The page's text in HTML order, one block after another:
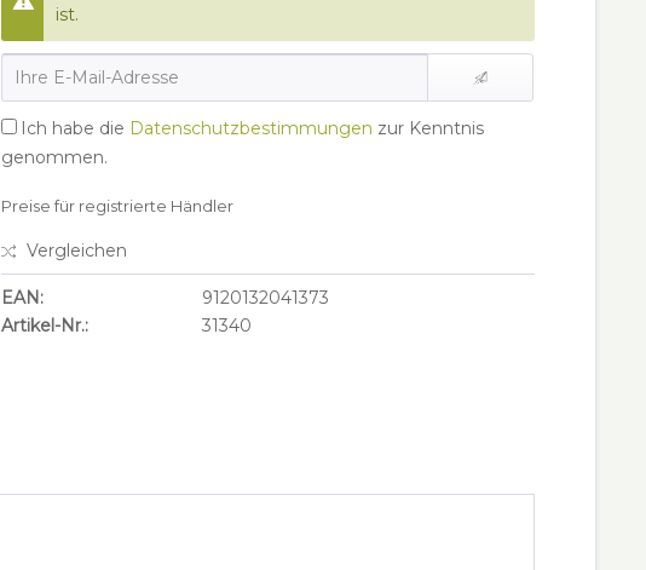
ist.
Ich habe die Datenschutzbestimmungen zur Kenntnis
genommen.
Preise für registrierte Händler
Vergleichen
EAN:
9120132041373
Artikel-Nr.:
31340